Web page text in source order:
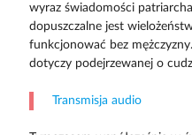
wyraz świadomości
dopuszczalne jest
funkcjonować bez
dotyczy podejrzewanej o
Transmisja audio